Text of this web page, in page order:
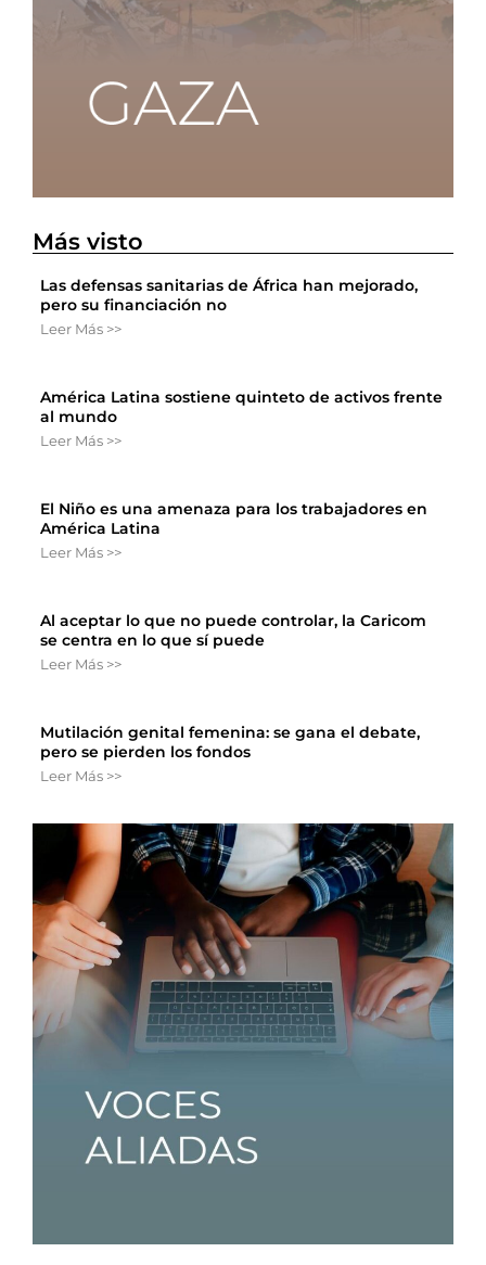
Más visto
Las defensas sanitarias de África han mejorado,
pero su financiación no
Leer Más >>
América Latina sostiene quinteto de activos frente
al mundo
Leer Más >>
El Niño es una amenaza para los trabajadores en
América Latina
Leer Más >>
Al aceptar lo que no puede controlar, la Caricom
se centra en lo que sí puede
Leer Más >>
Mutilación genital femenina: se gana el debate,
pero se pierden los fondos
Leer Más >>